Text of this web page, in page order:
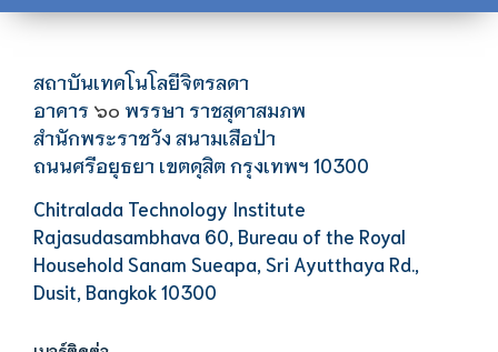
สถาบันเทคโนโลยีจิตรลดา
อาคาร ๖๐ พรรษา ราชสุดาสมภพ
สำนักพระราชวัง สนามเสือป่า
ถนนศรีอยุธยา เขตดุสิต กรุงเทพฯ 10300
Chitralada Technology Institute
Rajasudasambhava 60, Bureau of the Royal
Household Sanam Sueapa, Sri Ayutthaya Rd.,
Dusit, Bangkok 10300